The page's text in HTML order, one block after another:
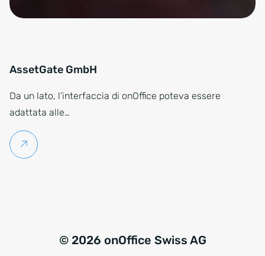
AssetGate GmbH
Da un lato, l’interfaccia di onOffice poteva essere
adattata alle…
Per saperne di più
© 2026 onOffice Swiss AG